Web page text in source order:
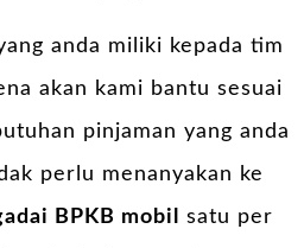
anda miliki kepada tim
akan kami bantu sesuai
pinjaman yang anda
perlu menanyakan ke
BPKB mobil
satu per